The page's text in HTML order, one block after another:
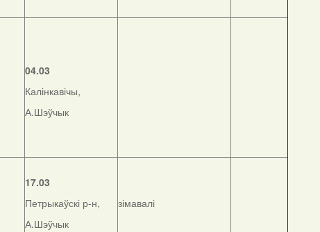
04.03
Калінкавічы,
А.Шэўчык
17.03
Петрыкаўскі р-н,
А.Шэўчык
зімавалі